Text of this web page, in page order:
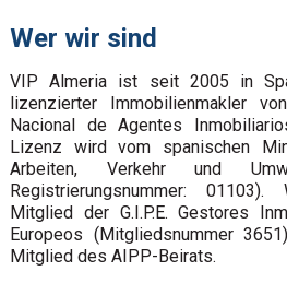
Wer wir sind
VIP Almeria ist seit 2005 in
lizenzierter Immobilienmakler
Nacional de Agentes
Lizenz wird vom spanischen
Arbeiten, Verkehr und
Registrierungsnummer:
Mitglied der G.I.P.E. Gestores
Europeos (Mitgliedsnummer
Mitglied des AIPP-Beirats.